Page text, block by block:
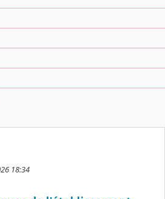
18:34